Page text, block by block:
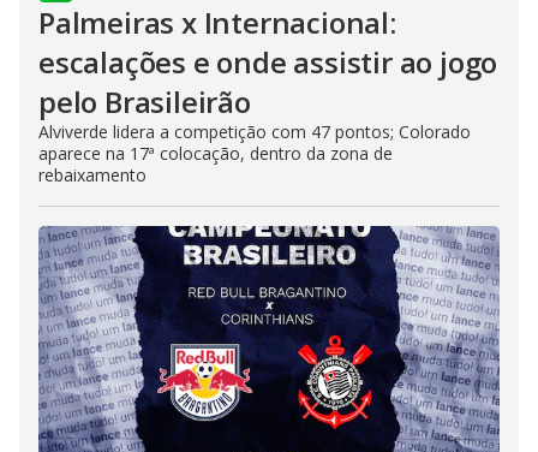
Palmeiras x Internacional:
escalações e onde assistir ao jogo
pelo Brasileirão
Alviverde lidera a competição com 47 pontos; Colorado
aparece na 17ª colocação, dentro da zona de
rebaixamento